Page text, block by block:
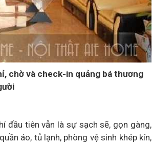
chờ và check-in quảng bá thương
đầu tiên vẫn là sự sạch sẽ, gọn gàng,
áo, tủ lạnh, phòng vệ sinh khép kín,